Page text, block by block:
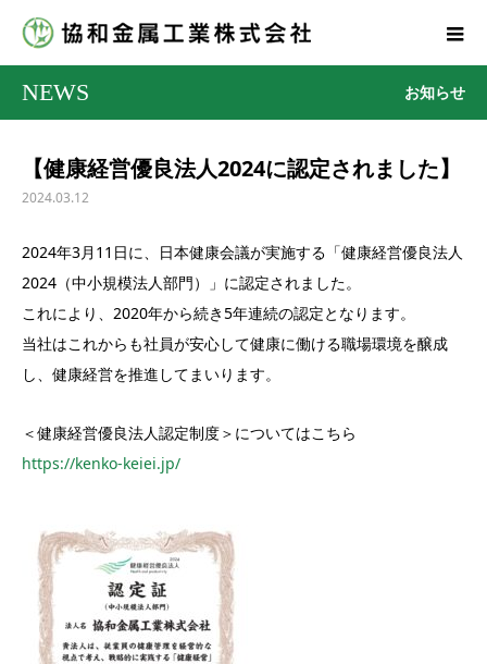
NEWS お知らせ
【健康経営優良法人2024に認定されました】
2024.03.12
2024年3月11日に、日本健康会議が実施する「健康経営優良法人
2024（中小規模法人部門）」に認定されました。
これにより、2020年から続き5年連続の認定となります。
当社はこれからも社員が安心して健康に働ける職場環境を醸成
し、健康経営を推進してまいります。
＜健康経営優良法人認定制度＞についてはこちら
https://kenko-keiei.jp/